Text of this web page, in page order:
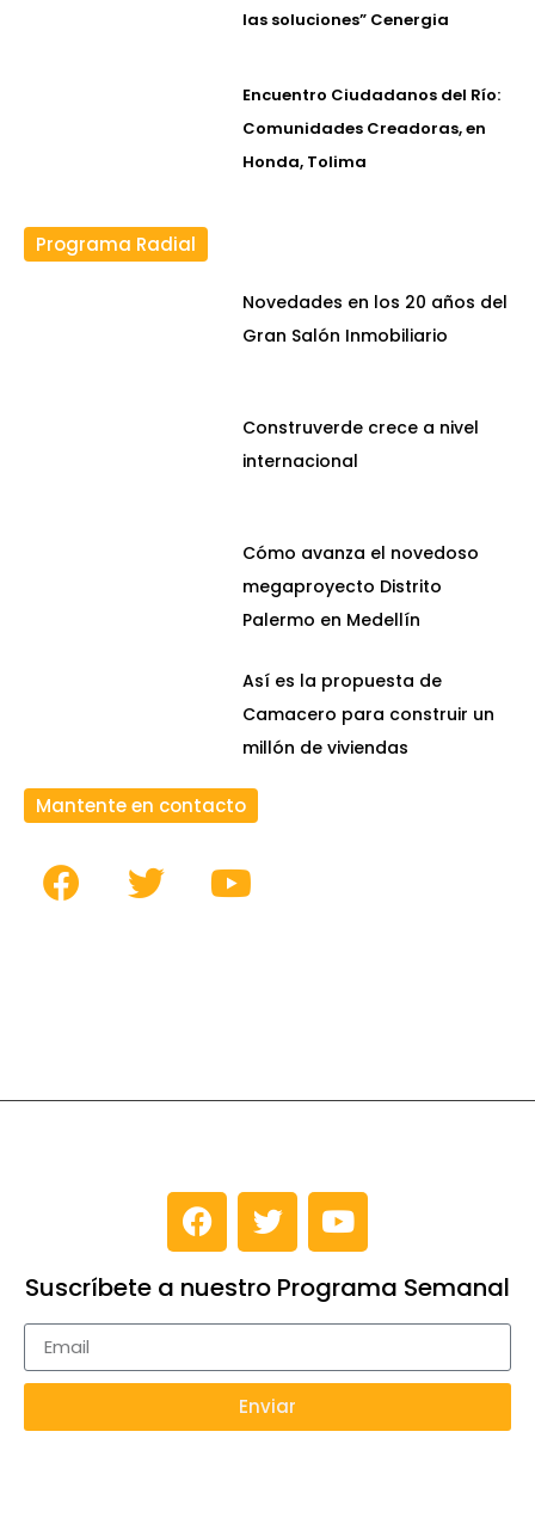
las soluciones” Cenergia
Encuentro Ciudadanos del Río:
Comunidades Creadoras, en
Honda, Tolima
Programa Radial
Novedades en los 20 años del
Gran Salón Inmobiliario
Construverde crece a nivel
internacional
Cómo avanza el novedoso
megaproyecto Distrito
Palermo en Medellín
Así es la propuesta de
Camacero para construir un
millón de viviendas
Mantente en contacto
Suscríbete a nuestro Programa Semanal
Enviar